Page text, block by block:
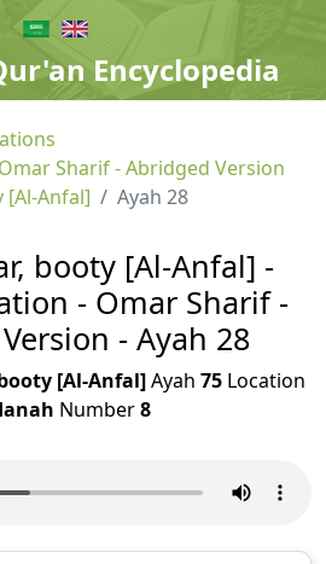
Encyclopedia
Sharif - Abridged Version
[Al-Anfal]
Ayah 28
booty [Al-Anfal] -
- Omar Sharif -
- Ayah 28
[Al-Anfal]Ayah 75 Location
Number8